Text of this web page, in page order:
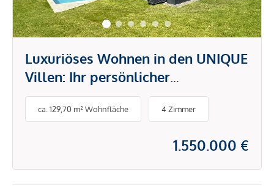
Luxuriöses Wohnen in den UNIQUE
Villen: Ihr persönlicher
Rückzugsort im Grünen
ca. 129,70 m² Wohnfläche 4 Zimmer
1.550.000 €